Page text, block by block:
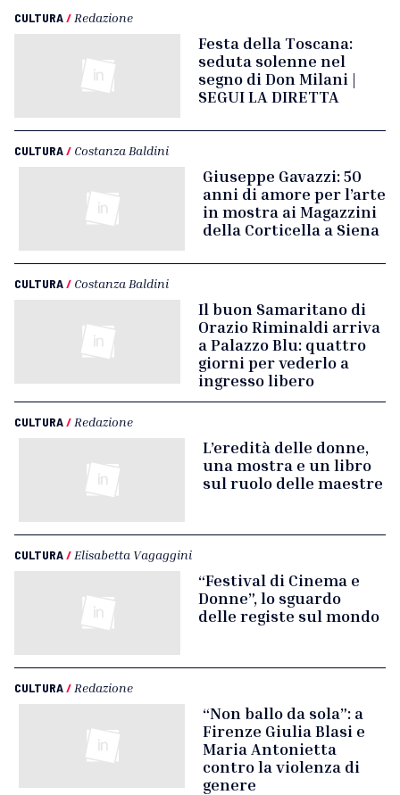
CULTURA/ Redazione
Festa della Toscana:
seduta solenne nel
segno di Don Milani |
SEGUI LA DIRETTA
CULTURA/ Costanza Baldini
Giuseppe Gavazzi: 50
anni di amore per l’arte
in mostra ai Magazzini
della Corticella a Siena
CULTURA/ Costanza Baldini
Il buon Samaritano di
Orazio Riminaldi arriva
a Palazzo Blu: quattro
giorni per vederlo a
ingresso libero
CULTURA/ Redazione
L’eredità delle donne,
una mostra e un libro
sul ruolo delle maestre
CULTURA/ Elisabetta Vagaggini
“Festival di Cinema e
Donne”, lo sguardo
delle registe sul mondo
CULTURA/ Redazione
“Non ballo da sola”: a
Firenze Giulia Blasi e
Maria Antonietta
contro la violenza di
genere